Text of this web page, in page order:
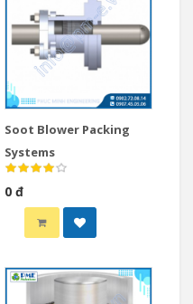
Soot Blower Packing
Systems
0 đ